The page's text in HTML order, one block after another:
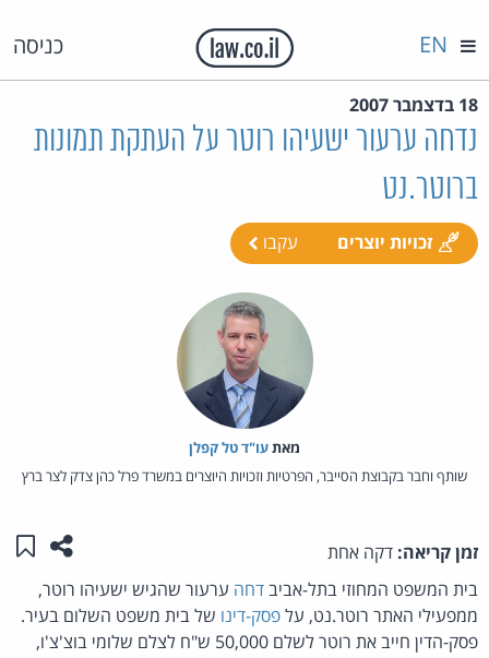
כניסה EN
18 בדצמבר 2007
נדחה ערעור ישעיהו רוטר על העתקת תמונות
ברוטר.נט
זכויות יוצרים עקבו
מאת‏עו"ד טל קפלן
שותף וחבר בקבוצת הסייבר, הפרטיות וזכויות היוצרים במשרד פרל כהן צדק לצר ברץ
זמן קריאה: דקה אחת שתפו
בית המשפט המחוזי בתל-אביבדחה ערעור שהגיש ישעיהו רוטר,
ממפעילי האתר רוטר.נט, עלפסק-דינו של בית משפט השלום בעיר.
פסק-הדין חייב את רוטר לשלם 50,000 ש"ח לצלם שלומי בוצ'צ'ו,